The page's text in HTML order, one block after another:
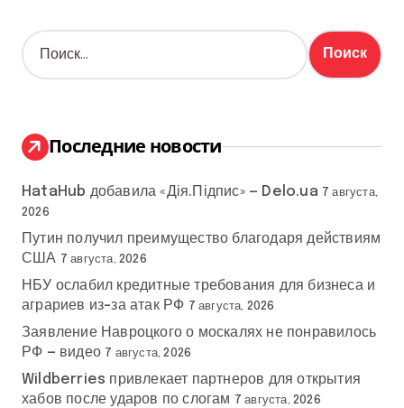
Н
а
:
Последние новости
HataHub добавила «Дія.Підпис» — Delo.ua 7 августа,
2026
Путин получил преимущество благодаря действиям
США 7 августа, 2026
НБУ ослабил кредитные требования для бизнеса и
аграриев из-за атак РФ 7 августа, 2026
Заявление Навроцкого о москалях не понравилось
РФ — видео 7 августа, 2026
Wildberries привлекает партнеров для открытия
хабов после ударов по слогам 7 августа, 2026